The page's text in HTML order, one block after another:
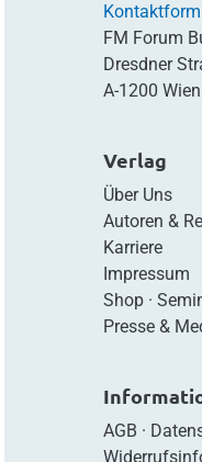
FM Forum
Dresdner
A-1200 Wien
Verlag
Über Uns
Autoren &
Karriere
Impressum
Shop·
Presse &
AGB ·